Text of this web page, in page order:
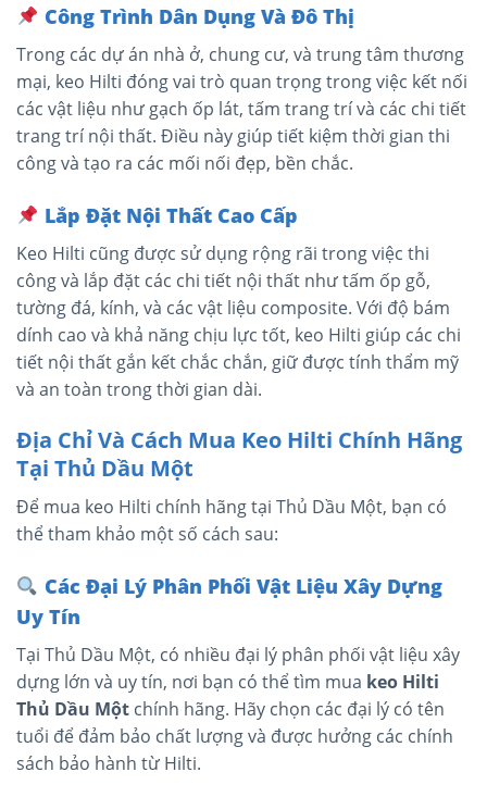
Công Trình Dân Dụng Và Đô Thị
Trong các dự án nhà ở, chung cư, và trung tâm thương
mại, keo Hilti đóng vai trò quan trọng trong việc kết nối
các vật liệu như gạch ốp lát, tấm trang trí và các chi tiết
trang trí nội thất. Điều này giúp tiết kiệm thời gian thi
công và tạo ra các mối nối đẹp, bền chắc.
Lắp Đặt Nội Thất Cao Cấp
Keo Hilti cũng được sử dụng rộng rãi trong việc thi
công và lắp đặt các chi tiết nội thất như tấm ốp gỗ,
tường đá, kính, và các vật liệu composite. Với độ bám
dính cao và khả năng chịu lực tốt, keo Hilti giúp các chi
tiết nội thất gắn kết chắc chắn, giữ được tính thẩm mỹ
và an toàn trong thời gian dài.
Địa Chỉ Và Cách Mua Keo Hilti Chính Hãng
Tại Thủ Dầu Một
Để mua keo Hilti chính hãng tại Thủ Dầu Một, bạn có
thể tham khảo một số cách sau:
Các Đại Lý Phân Phối Vật Liệu Xây Dựng
Uy Tín
Tại Thủ Dầu Một, có nhiều đại lý phân phối vật liệu xây
dựng lớn và uy tín, nơi bạn có thể tìm mua keo Hilti
Thủ Dầu Một chính hãng. Hãy chọn các đại lý có tên
tuổi để đảm bảo chất lượng và được hưởng các chính
sách bảo hành từ Hilti.